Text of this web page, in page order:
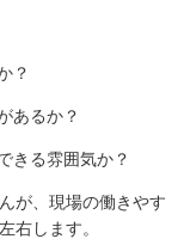
？
あるか？
きる雰囲気か？
が、現場の働きやす
右します。